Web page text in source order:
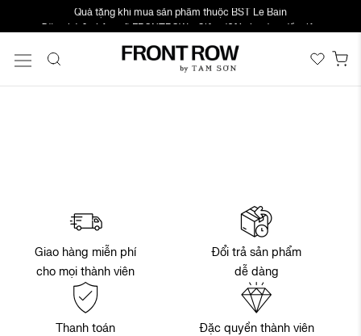
Quà tặng khi mua sản phẩm thuộc BST Le Bain
Đăng ký & nhập mã FRONTROW - Giảm 10% cho đơn đầu tiên
đến
dung
Giao hàng miễn phí
cho mọi thành viên
Đổi trả sản phẩm
dễ dàng
Thanh toán
Đặc quyền thành viên